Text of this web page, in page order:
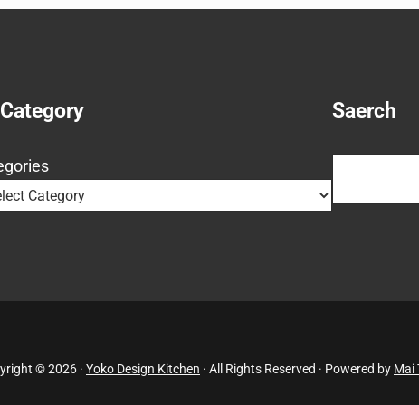
Saerch
© 2026 · Yoko Design Kitchen · All Rights Reserved · Powered by Mai